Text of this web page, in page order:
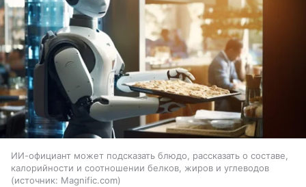
ИИ-официант может подсказать блюдо, рассказать о составе,
калорийности и соотношении белков, жиров и углеводов
источник: Magnific.com